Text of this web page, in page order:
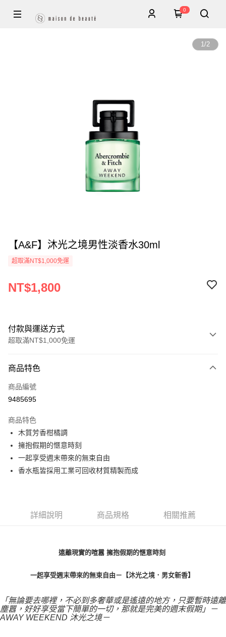
0
1/2
【A&F】沐光之境男性淡香水30ml
超取滿NT$1,000免運
NT$1,800
付款與運送方式
超取滿NT$1,000免運
信用卡一次付款
ATM付款
運送方式
付款後全家取貨
每筆NT$80，滿NT$1,000(含以上)免運費
付款後萊爾富取貨
每筆NT$80，滿NT$1,000(含以上)免運費
商品特色
商品編號
9485695
商品特色
木質芳香柑橘調
擁抱假期的愜意時刻
一起享受週末帶來的無束自由
香水瓶皆採用工業可回收材質精製而成
詳細說明 商品規格 相關推薦
遠離現實的喧囂 擁抱假期的愜意時刻
一起享受週末帶來的無束自由－【沐光之境．男女新香】
「無論要去哪裡，不必到多奢華或是遙遠的地方，只要暫時遠離
塵囂，好好享受當下簡單的一切，那就是完美的週末假期」－
AWAY WEEKEND 沐光之境－